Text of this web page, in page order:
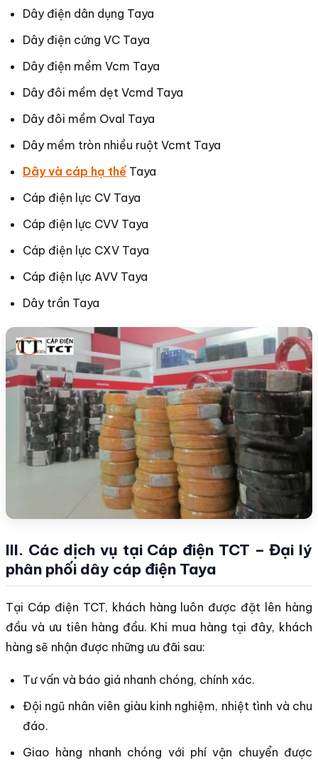
Dây điện dân dụng Taya
Dây điện cứng VC Taya
Dây điện mềm Vcm Taya
Dây đôi mềm dẹt Vcmd Taya
Dây đôi mềm Oval Taya
Dây mềm tròn nhiều ruột Vcmt Taya
Dây và cáp hạ thế Taya
Cáp điện lực CV Taya
Cáp điện lực CVV Taya
Cáp điện lực CXV Taya
Cáp điện lực AVV Taya
Dây trần Taya
III. Các dịch vụ tại Cáp điện TCT – Đại lý
phân phối dây cáp điện Taya
Tại Cáp điện TCT, khách hàng luôn được đặt lên hàng
đầu và ưu tiên hàng đầu. Khi mua hàng tại đây, khách
hàng sẽ nhận được những ưu đãi sau:
Tư vấn và báo giá nhanh chóng, chính xác.
Đội ngũ nhân viên giàu kinh nghiệm, nhiệt tình và chu
đáo.
Giao hàng nhanh chóng với phí vận chuyển được